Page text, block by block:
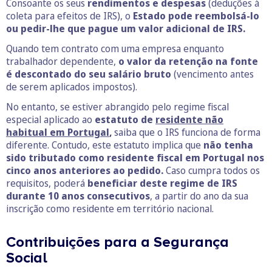
Consoante os seus rendimentos e despesas(deduções à
coleta para efeitos de IRS), o Estado pode reembolsá-lo
ou pedir-lhe que pague um valor adicional de IRS.
Quando tem contrato com uma empresa enquanto
trabalhador dependente, o valor da retenção na fonte
é descontado do seu salário bruto (vencimento antes
de serem aplicados impostos).
No entanto, se estiver abrangido pelo regime fiscal
especial aplicado ao estatuto de residente não
habitual em Portugal,saiba que o IRS funciona de forma
diferente. Contudo, este estatuto implica que não tenha
sido tributado como residente fiscal em Portugal nos
cinco anos anteriores ao pedido.Caso cumpra todos os
requisitos, poderá beneficiar deste regime de IRS
durante 10 anos consecutivos, a partir do ano da sua
inscrição como residente em território nacional.
Contribuições para a Segurança
Social